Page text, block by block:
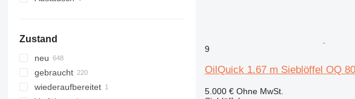
Zustand
neu
gebraucht
wiederaufbereitet
9
OilQuick 1.67 m Sieblöffel OQ
5.000 € Ohne MwSt.